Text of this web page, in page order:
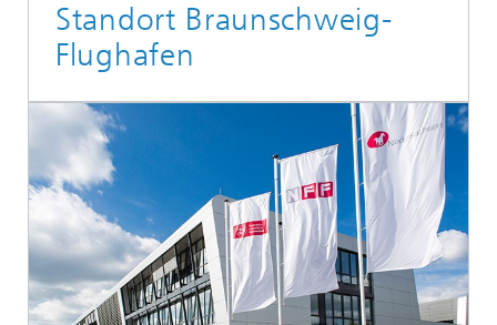
Standort Braunschweig-
Flughafen